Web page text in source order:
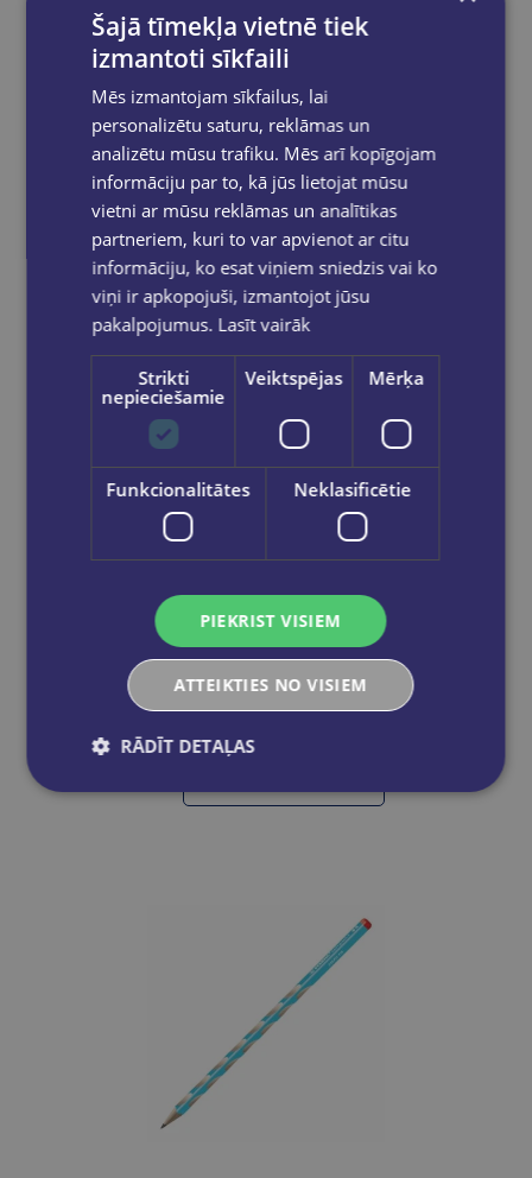
€1.25
Add to cart
Zīmulis labročiem STABILO EASYgraph S | HB rozā
€1.25
Šajā tīmekļa vietnē tiek
izmantoti sīkfaili
Mēs izmantojam sīkfailus, lai
personalizētu saturu, reklāmas un
analizētu mūsu trafiku. Mēs arī kopīgojam
informāciju par to, kā jūs lietojat mūsu
vietni ar mūsu reklāmas un analītikas
partneriem, kuri to var apvienot ar citu
informāciju, ko esat viņiem sniedzis vai ko
viņi ir apkopojuši, izmantojot jūsu
pakalpojumus. Lasīt vairāk
Strikti
nepieciešamie
Veiktspējas Mērķa
Funkcionalitātes Neklasificētie
PIEKRIST VISIEM
ATTEIKTIES NO VISIEM
RĀDĪT DETAĻAS